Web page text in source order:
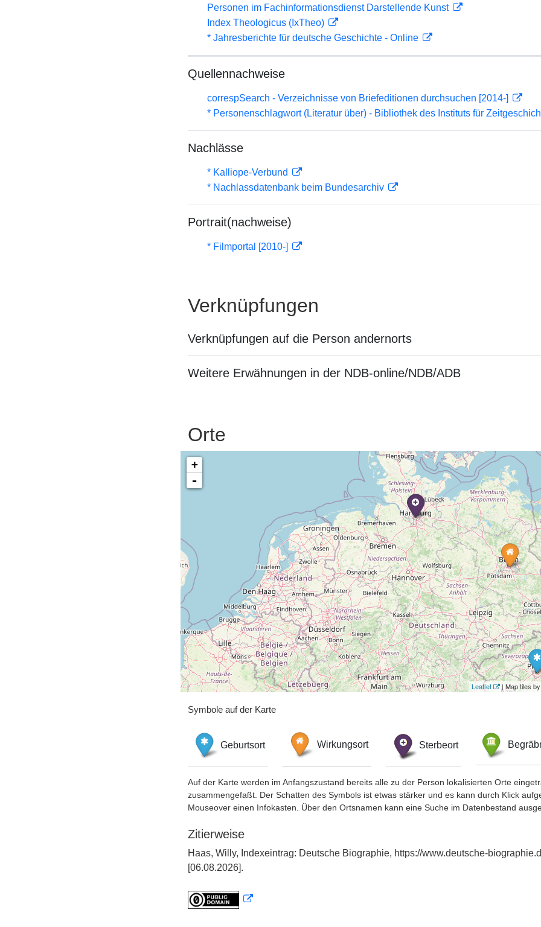
Personen im Fachinformationsdienst Darstellende Kunst
Index Theologicus (IxTheo)
* Jahresberichte für deutsche Geschichte - Online
Quellennachweise
correspSearch - Verzeichnisse von Briefeditionen durchsuchen [2014-]
* Personenschlagwort (Literatur über) - Bibliothek des Instituts für
Nachlässe
* Kalliope-Verbund
* Nachlassdatenbank beim Bundesarchiv
Portrait(nachweise)
* Filmportal [2010-]
Verknüpfungen
Verknüpfungen auf die Person andernorts
Weitere Erwähnungen in der NDB-online/NDB/ADB
Orte
+
-
Leaflet | Map tiles
Symbole auf der Karte
Geburtsort Wirkungsort Sterbeort
Auf der Karte werden im Anfangszustand bereits alle zu der Person lokalisierten Orte
zusammengefaßt. Der Schatten des Symbols ist etwas stärker und es kann durch Klick
Mouseover einen Infokasten. Über den Ortsnamen kann eine Suche im Datenbestand
Zitierweise
Haas, Willy, Indexeintrag: Deutsche Biographie, https://www.deutsche-
[06.08.2026].